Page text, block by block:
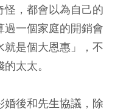
，都會以為自己的
一個家庭的開銷會
是個大恩惠」，不
太太。
後和先生協議，除